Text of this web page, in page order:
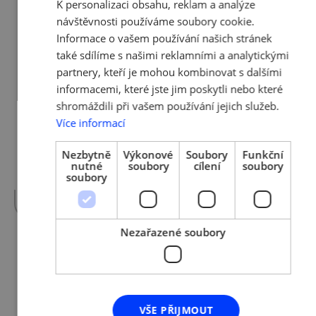
Vážení příznivci AMSP ČR, rádi bychom Vás
pozvali na společný webinář s naším
členem, společností Business Success, spol. s
r.o., na téma "Homeoffice a řízení na dálku".
KDY: pondělí 16. 5. 2022 od 15:30 do 17:30 KDE:
online na platformě ZOOM (odkaz k
připojení obdržíte po vyplnění registračního
formuláře) Co se bude během tohoto
webináře probírat? To nejdůležitější pro
práci vedoucího pracovníka Zodpovědnost
Principy...více »
13. 5. 2022 | Tým AMSP ČR
Seminář: Rozšířená realita pro
výrobu a servis: Jak asistovaná
K personalizaci obsahu, reklam a analýze
návštěvnosti používáme soubory cookie.
Informace o vašem používání našich stránek
také sdílíme s našimi reklamními a analytickými
partnery, kteří je mohou kombinovat s dalšími
informacemi, které jste jim poskytli nebo které
shromáždili při vašem používání jejich služeb.
Více informací
Nezbytně
nutné
soubory
Výkonové
soubory
Soubory
cílení
Funkční
soubory
Nezařazené soubory
VŠE PŘIJMOUT